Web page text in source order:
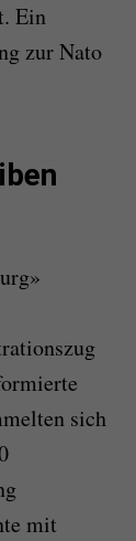
Ein
zur Nato
sich
mit